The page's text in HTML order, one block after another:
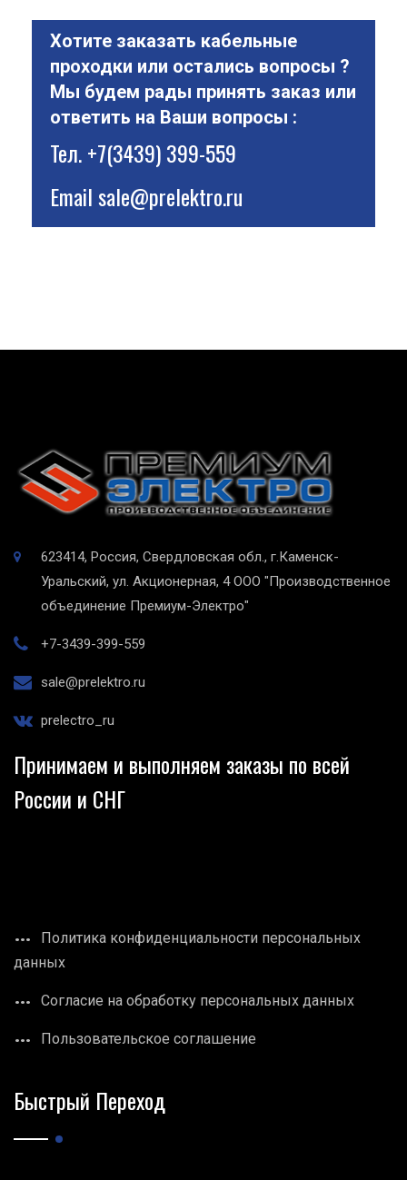
Хотите заказать кабельные
проходки или остались вопросы ?
Мы будем рады принять заказ или
ответить на Ваши вопросы :
Тел.+7(3439) 399-559
Emailsale@prelektro.ru
623414, Россия, Свердловская обл., г.Каменск-
Уральский, ул. Акционерная, 4 ООО "Производственное
объединение Премиум-Электро"
+7-3439-399-559
sale@prelektro.ru
prelectro_ru
Принимаем и выполняем заказы по всей
России и СНГ
Политика конфиденциальности персональных
данных
Согласие на обработку персональных данных
Пользовательское соглашение
Быстрый Переход